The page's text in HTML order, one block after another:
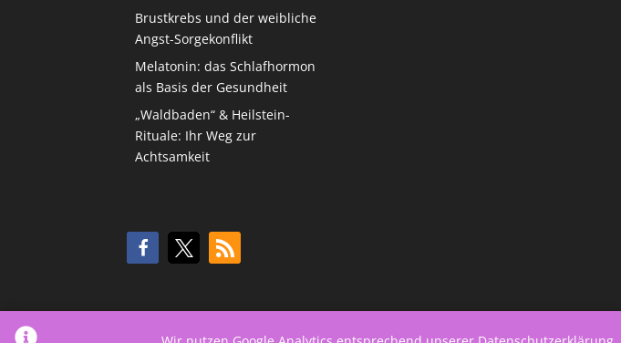
Brustkrebs und der weibliche
Angst-Sorgekonflikt
Melatonin: das Schlafhormon
als Basis der Gesundheit
„Waldbaden“ & Heilstein-
Rituale: Ihr Weg zur
Achtsamkeit